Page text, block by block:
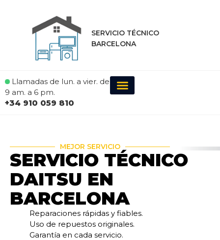
SERVICIO TÉCNICO
BARCELONA
Llamadas de lun. a vier. de
9 am. a 6 pm.
+34 910 059 810
MEJOR SERVICIO
SERVICIO TÉCNICO
DAITSU EN
BARCELONA
Reparaciones rápidas y fiables.
Uso de repuestos originales.
Garantía en cada servicio.